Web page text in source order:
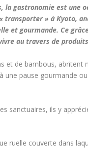
la gastronomie est une
transporter » à Kyoto,
et gourmande. Ce
au travers de
et de bambous, abritent
pause gourmande
sanctuaires, ils y
ruelle couverte dans